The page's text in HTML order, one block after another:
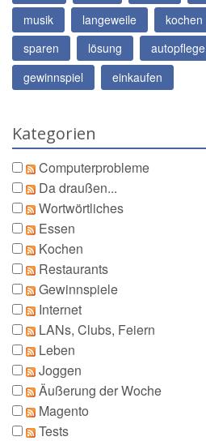
musik langeweile kochen
sparen
lösung autopflege
gewinnspiel
einkaufen
Kategorien
Computerprobleme
Da draußen...
Wortwörtliches
Essen
Kochen
Restaurants
Gewinnspiele
Internet
LANs, Clubs, Feiern
Leben
Joggen
Äußerung der Woche
Magento
Tests